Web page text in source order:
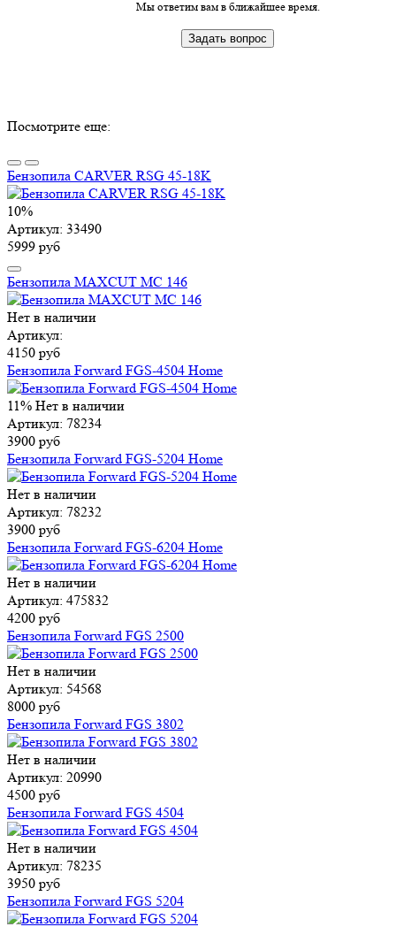
Мы ответим вам в ближайшее время.
Посмотрите еще:
Бензопила CARVER RSG 45-18K
10%
Артикул: 33490
5999 руб
Бензопила MAXCUT MC 146
Нет в наличии
Артикул:
4150 руб
Бензопила Forward FGS-4504 Home
11% Нет в наличии
Артикул: 78234
3900 руб
Бензопила Forward FGS-5204 Home
Нет в наличии
Артикул: 78232
3900 руб
Бензопила Forward FGS-6204 Home
Нет в наличии
Артикул: 475832
4200 руб
Бензопила Forward FGS 2500
Нет в наличии
Артикул: 54568
8000 руб
Бензопила Forward FGS 3802
Нет в наличии
Артикул: 20990
4500 руб
Бензопила Forward FGS 4504
Нет в наличии
Артикул: 78235
3950 руб
Бензопила Forward FGS 5204